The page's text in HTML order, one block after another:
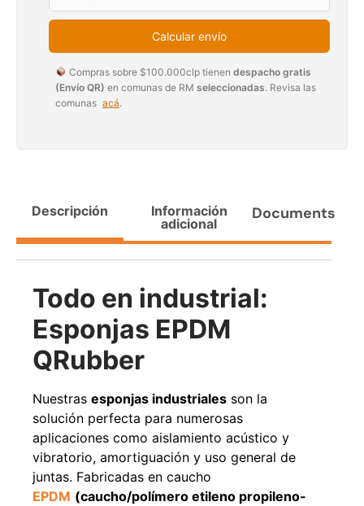
Calcular envío
Compras sobre $100.000clp tienen despacho gratis
(Envío QR) en comunas de RM seleccionadas. Revisa las
comunas acá.
Descripción
Información
adicional
Documents
Todo en industrial:
Esponjas EPDM
QRubber
Nuestras esponjas industriales son la
solución perfecta para numerosas
aplicaciones como aislamiento acústico y
vibratorio, amortiguación y uso general de
juntas. Fabricadas en caucho
EPDM (caucho/polímero etileno propileno-
$5.987.128
Agregar al carrito
4,57*30,48mts
$
Leer más
Transpaleta eléctrica carga
de 2tn
$ 2.842.858
$1.990.000
Agregar al carrito
Apilador manual carga
capacidad 1000kg